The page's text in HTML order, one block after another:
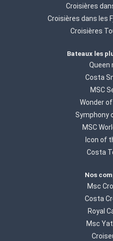
Croisières
Croisières dans les
Croisières
Bateaux les
Queen
Costa
MSC
Wonder
Symphony
MSC
Icon of
Costa
Nos
Msc
Costa
Royal
Msc